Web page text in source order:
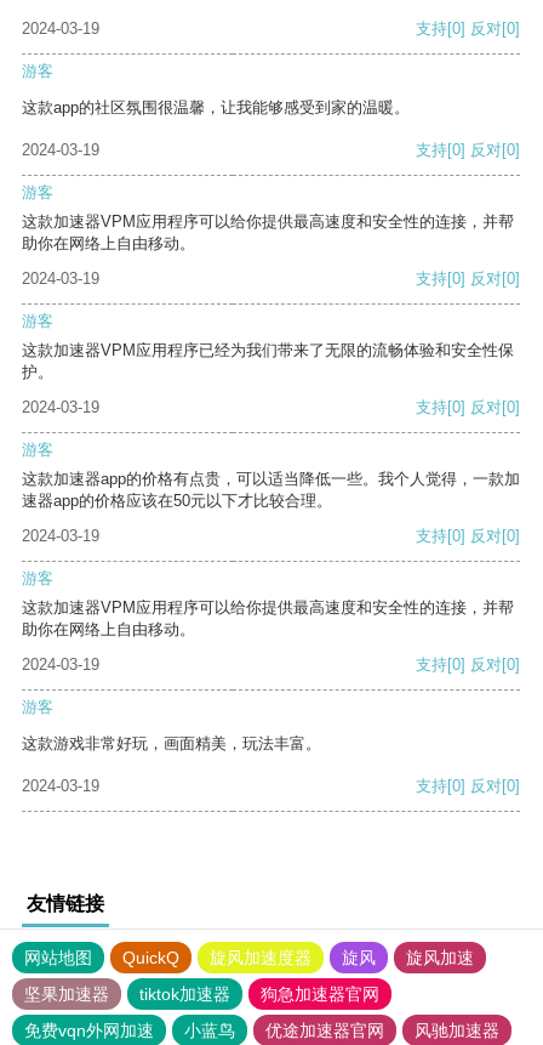
2024-03-19 支持[0] 反对[0]
游客
这款app的社区氛围很温馨，让我能够感受到家的温暖。
2024-03-19 支持[0] 反对[0]
游客
这款加速器VPM应用程序可以给你提供最高速度和安全性的连接，并帮
助你在网络上自由移动。
2024-03-19
支持[0] 反对[0]
游客
这款加速器VPM应用程序已经为我们带来了无限的流畅体验和安全性保
护。
2024-03-19
支持[0] 反对[0]
游客
这款加速器app的价格有点贵，可以适当降低一些。我个人觉得，一款加
速器app的价格应该在50元以下才比较合理。
2024-03-19
支持[0] 反对[0]
游客
这款加速器VPM应用程序可以给你提供最高速度和安全性的连接，并帮
助你在网络上自由移动。
2024-03-19
支持[0] 反对[0]
游客
这款游戏非常好玩，画面精美，玩法丰富。
2024-03-19 支持[0] 反对[0]
友情链接
网站地图 QuickQ 旋风加速度器 旋风
旋风加速
坚果加速器
tiktok加速器
狗急加速器官网
免费vqn外网加速
小蓝鸟 优途加速器官网 风驰加速器